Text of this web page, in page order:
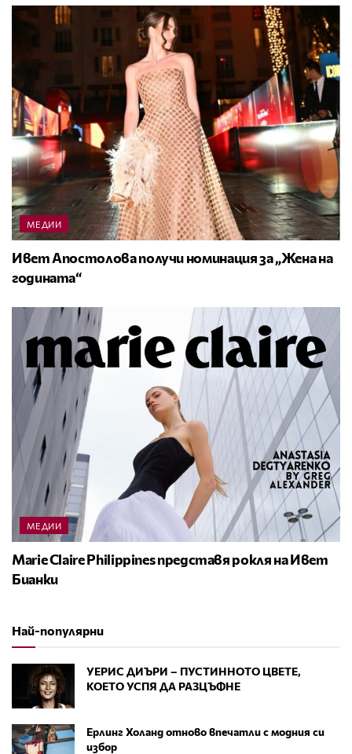
МЕДИИ
Ивет Апостолова получи номинация за „Жена на
годината“
МЕДИИ
Marie Claire Philippines представя рокля на Ивет
Бианки
Най-популярни
УЕРИС ДИЪРИ – ПУСТИННОТО ЦВЕТЕ,
КОЕТО УСПЯ ДА РАЗЦЪФНЕ
Ерлинг Холанд отново впечатли с модния си
избор